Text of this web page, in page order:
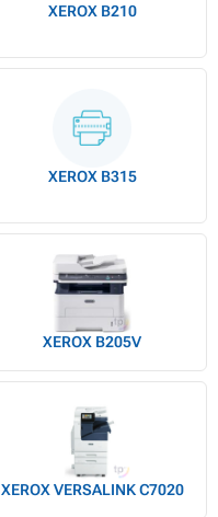
XEROX B210
XEROX B315
XEROX B205V
XEROX VERSALINK C7020